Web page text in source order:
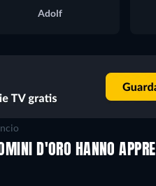
Adolf
D'ORO HANNO